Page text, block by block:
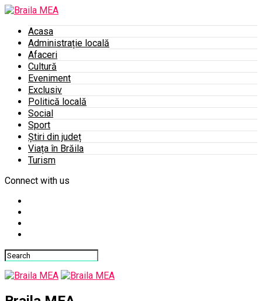
Acasa
Administrație locală
Afaceri
Cultură
Eveniment
Exclusiv
Politică locală
Social
Sport
Știri din județ
Viața în Brăila
Turism
Connect with us